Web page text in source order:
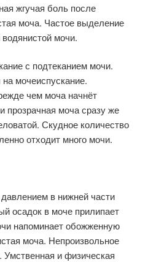
жгучая боль после
моча. Частое выделение
мочи.
с подтеканием мочи.
мочеиспускание.
чем моча начнёт
прозрачная моча сразу же
Скудное количество
отходит много мочи.
в нижней части
осадок в моче прилипает
напоминает обожженную
моча. Непроизвольное
и физическая